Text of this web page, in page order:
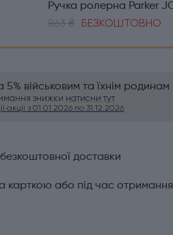
863 ₴ БЕЗКОШТОВНО
5% військовим та їхнім родинам
знижки натисни тут
акції з 01.01.2026 по 31.12.2026
доставки
карткою або під час отримання